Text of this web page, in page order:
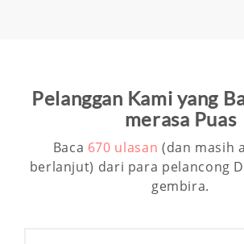
Pelanggan Kami yang
merasa Puas
Baca 670 ulasan (dan masih
berlanjut) dari para pelancong
gembira.